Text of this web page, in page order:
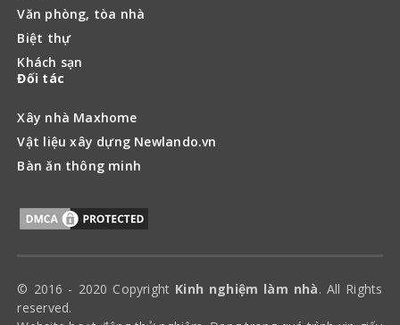
Văn phòng, tòa nhà
Biệt thự
Khách sạn
Đối tác
Xây nhà Maxhome
Vật liệu xây dựng Newlando.vn
Bàn ăn thông minh
© 2016 - 2020 Copyright Kinh nghiệm làm nhà. All Rights
reserved.